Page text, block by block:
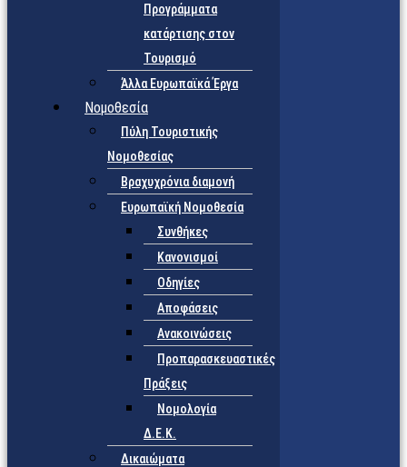
Προγράμματα
κατάρτισης στον
Τουρισμό
Άλλα Ευρωπαϊκά Έργα
Νομοθεσία
Πύλη Τουριστικής
Νομοθεσίας
Βραχυχρόνια διαμονή
Ευρωπαϊκή Νομοθεσία
Συνθήκες
Κανονισμοί
Οδηγίες
Αποφάσεις
Ανακοινώσεις
Προπαρασκευαστικές
Πράξεις
Νομολογία
Δ.Ε.Κ.
Δικαιώματα